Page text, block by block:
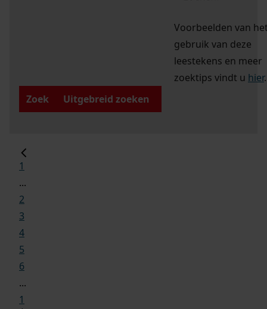
Voorbeelden van
gebruik van deze
leestekens en meer
zoektips vindt u hier.
Zoek
Uitgebreid zoeken
1
...
2
3
4
5
6
...
1